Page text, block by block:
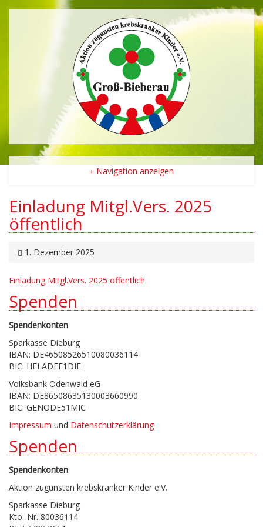
Navigation anzeigen
Einladung Mitgl.Vers. 2025
öffentlich
1. Dezember 2025
Einladung Mitgl.Vers. 2025 öffentlich
Spenden
Spendenkonten
Sparkasse Dieburg
IBAN: DE46508526510080036114
BIC: HELADEF1DIE
Volksbank Odenwald eG
IBAN: DE86508635130003660990
BIC: GENODE51MIC
Impressum und Datenschutzerklärung
Spenden
Spendenkonten
Aktion zugunsten krebskranker Kinder e.V.
Sparkasse Dieburg
Kto.-Nr. 80036114